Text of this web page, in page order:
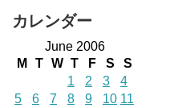
カレンダー
June 2006
M
T W T F S
S
1
2 3
4
5
6 7 8 9 10 11